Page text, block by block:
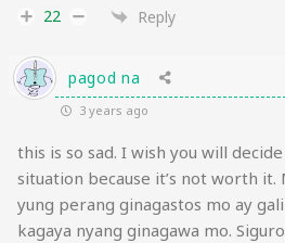
22 Reply
pagod na
3 years ago
this is so sad. I wish you will
situation because it’s not worth
yung perang ginagastos mo ay
kagaya nyang ginagawa mo.